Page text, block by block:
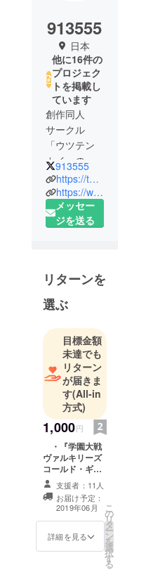
913555
日本
他に16件の
プロジェク
トを掲載し
ています
創作同人
サークル
「ウツテン
カイ」の代
表兼小説書
き。アイコ
ンは
@tom_keith
TwitterのDM
かこちらま
で
→thkjworks
@gmail.com
913555
https://twitter.com/913555
https://www.pixiv.net/member.php?id=4062099
メッセー
ジを送る
リターンを
選ぶ
目標金額
未達でも
リターン
が届きま
す(All-in
方式)
1,000円
・『学園大戦
ヴァルキリーズ
コールド・ギア
(仮)』の現物1冊
※投げ銭的な
コースとお考え
下さい。
支援者：11人
お届け予定：
2019年06月
詳細を見る
こ
の
リ
タ
ー
ン
を
選
択
す
る